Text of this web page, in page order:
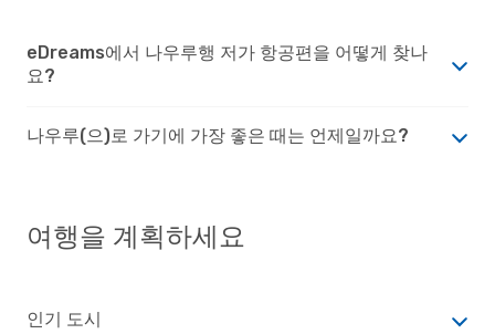
eDreams에서 나우루행 저가 항공편을 어떻게 찾나
요?
나우루(으)로 가기에 가장 좋은 때는 언제일까요?
여행을 계획하세요
인기 도시